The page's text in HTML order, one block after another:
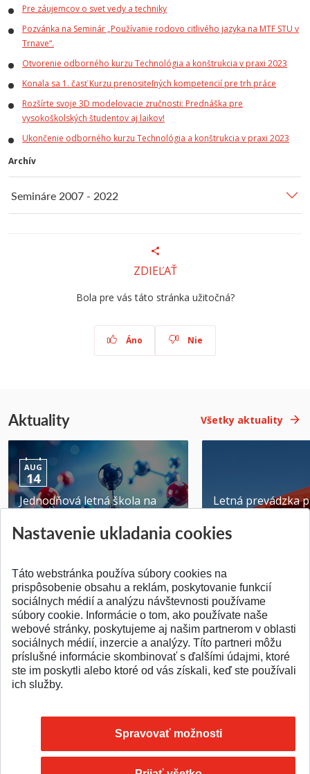
Pre záujemcov o svet vedy a techniky
Pozvánka na Seminár „Používanie rodovo citlivého jazyka na MTF STU v
Trnave“.
Otvorenie odborného kurzu Technológia a konštrukcia v praxi 2023
Konala sa 1. časť Kurzu prenositeľných kompetencií pre trh práce
Rozšírte svoje 3D modelovacie zručnosti: Prednáška pre
vysokoškolských študentov aj laikov!
Ukončenie odborného kurzu Technológia a konštrukcia v praxi 2023
Archív
Semináre 2007 - 2022
ZDIEĽAŤ
Bola pre vás táto stránka užitočná?
Áno Nie
Aktuality Všetky aktuality
AUG
14
Jednodňová letná škola na
Pridané 28.07.2026
Letná prevádzka
Pridané 23.06.2026
SPÄŤ NA VRCH
Nastavenie ukladania cookies
Táto webstránka používa súbory cookies na
prispôsobenie obsahu a reklám, poskytovanie funkcií
sociálnych médií a analýzu návštevnosti používame
súbory cookie. Informácie o tom, ako používate naše
webové stránky, poskytujeme aj našim partnerom v oblasti
sociálnych médií, inzercie a analýzy. Títo partneri môžu
príslušné informácie skombinovať s ďalšími údajmi, ktoré
ste im poskytli alebo ktoré od vás získali, keď ste používali
ich služby.
Spravovať možnosti